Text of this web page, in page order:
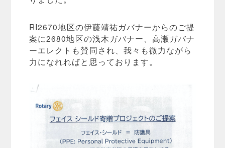
RI2670地区の伊藤靖祐ガバナーからのご提
案に2680地区の浅木ガバナー、高瀬ガバナ
ーエレクトも賛同され、我々も微力ながら
力になれればと思っております。